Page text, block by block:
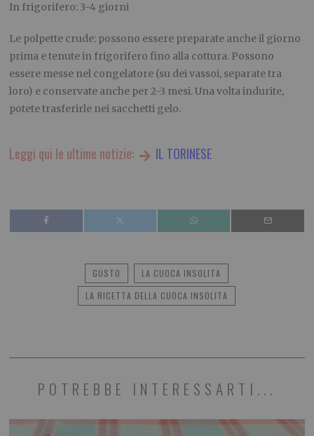
In frigorifero: 3-4 giorni
Le polpette crude: possono essere preparate anche il giorno
prima e tenute in frigorifero fino alla cottura. Possono
essere messe nel congelatore (su dei vassoi, separate tra
loro) e conservate anche per 2-3 mesi. Una volta indurite,
potete trasferirle nei sacchetti gelo.
Leggi qui le ultime notizie: IL TORINESE
GUSTO
LA CUOCA INSOLITA
LA RICETTA DELLA CUOCA INSOLITA
POTREBBE INTERESSARTI...